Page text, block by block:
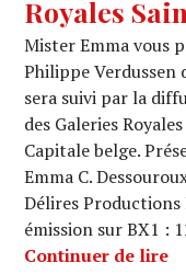
Royales
Mister Emma vous
Philippe Verdussen
sera suivi par la
des Galeries
Capitale belge.
Emma C.
Délires
émission sur BX1 :
Continuer de lire